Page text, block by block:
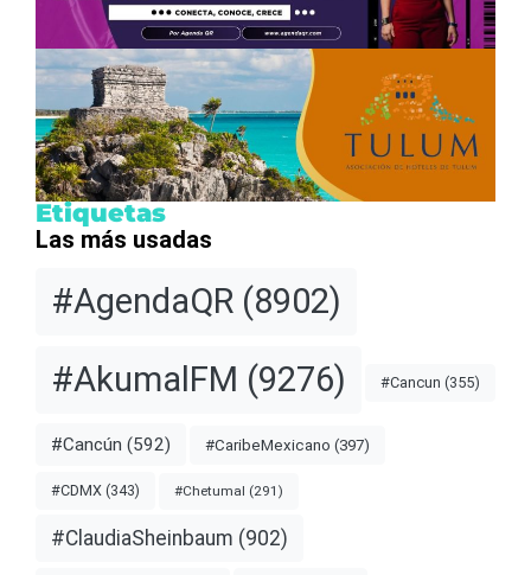
Etiquetas
Las más usadas
#AgendaQR (8902)
#AkumalFM (9276) #Cancun (355)
#Cancún (592) #CaribeMexicano (397)
#CDMX (343) #Chetumal (291)
#ClaudiaSheinbaum (902)